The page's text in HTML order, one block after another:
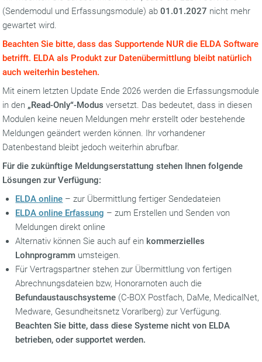
(Sendemodul und Erfassungsmodule) ab01.01.2027 nicht mehr
gewartet wird.
Beachten Sie bitte, dass das Supportende NUR die ELDA Software
betrifft. ELDA als Produkt zur Datenübermittlung bleibt natürlich
auch weiterhin bestehen.
Mit einem letzten Update Ende 2026 werden die Erfassungsmodule
in den „Read-Only“-Modus versetzt. Das bedeutet, dass in diesen
Modulen keine neuen Meldungen mehr erstellt oder bestehende
Meldungen geändert werden können. Ihr vorhandener
Datenbestand bleibt jedoch weiterhin abrufbar.
Für die zukünftige Meldungserstattung stehen Ihnen folgende
Lösungen zur Verfügung:
ELDA online – zur Übermittlung fertiger Sendedateien
ELDA online Erfassung – zum Erstellen und Senden von
Meldungen direkt online
Alternativ können Sie auch auf ein kommerzielles
Lohnprogramm umsteigen.
Für Vertragspartner stehen zur Übermittlung von fertigen
Abrechnungsdateien bzw, Honorarnoten auch die
Befundaustauschsysteme (C-BOX Postfach, DaMe, MedicalNet,
Medware, Gesundheitsnetz Vorarlberg) zur Verfügung.
Beachten Sie bitte, dass diese Systeme nicht von ELDA
betrieben, oder supportet werden.